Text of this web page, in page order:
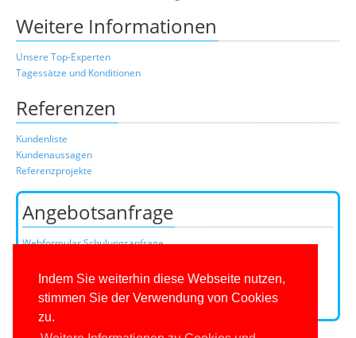
Indem Sie weiterhin diese Webseite nutzen,
stimmen Sie der Verwendung von Cookies
zu.
Weitere Informationen
Unsere Top-Experten
Tagessätze und Konditionen
Referenzen
Kundenliste
Kundenaussagen
Referenzprojekte
Angebotsanfrage
Webformular Schulungsanfrage
oder über unser Kundenteam:
Telefon
0201/649590-0
(Mo-Fr 9-16 Uhr)
E-Mail: